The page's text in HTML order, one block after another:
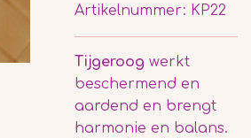
Artikelnummer: KP22
Tijgeroog werkt
beschermend en
aardend en brengt
harmonie en balans.